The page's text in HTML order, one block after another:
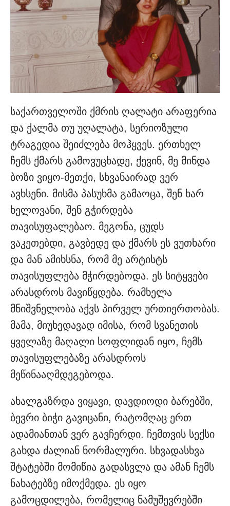
საქართველოში ქმრის ღალატი არაფერია
და ქალმა თუ უღალატა, სერიოზული
ტრაგედია შეიძლება მოჰყვეს. ერთხელ
ჩემს ქმარს გამოვუცხადე, ქევინ, მე მინდა
ბოზი ვიყო-მეთქი, სხვანაირად ვერ
ავხსენი. მისმა პასუხმა გამაოცა, შენ ხარ
ხელოვანი, შენ გჭირდება
თავისუფალებაო. მეგონა, ცუდს
ვაკეთებდი, გავბედე და ქმარს ეს ვუთხარი
და მან ამიხსნა, რომ მე არტისტს
თავისუფლება მჭირდებოდა. ეს სიტყვები
არასდროს მავიწყდება. რამხელა
მნიშვნელობა აქვს პირველ ურთიერთობას.
მამა, მიუხედავად იმისა, რომ სვანეთის
ყველაზე მაღალი სოფლიდან იყო, ჩემს
თავისუფლებაზე არასდროს
მეწინააღმდეგებოდა.
ახალგაზრდა ვიყავი, დავდიოდი ბარებში,
ბევრი ბიჭი გავიცანი, რატომღაც ერთ
ადამიანთან ვერ გავჩერდი. ჩემთვის სექსი
გახდა ძალიან ნორმალური. სხვადასხვა
შტატებში მომიწია გადასვლა და ამან ჩემს
ნახატებზე იმოქმედა. ეს იყო
გამოცდილება, რომელიც ნამუშევრებში